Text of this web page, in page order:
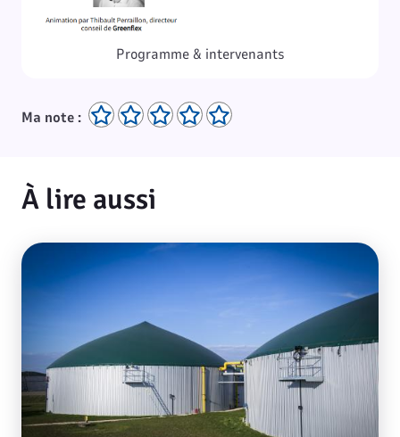
Programme & intervenants
Ma note :
À lire aussi